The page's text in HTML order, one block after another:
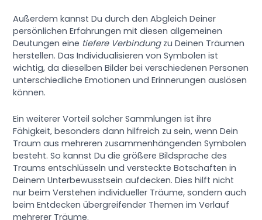
Außerdem kannst Du durch den Abgleich Deiner
persönlichen Erfahrungen mit diesen allgemeinen
Deutungen eine tiefere Verbindungzu Deinen Träumen
herstellen. Das Individualisieren von Symbolen ist
wichtig, da dieselben Bilder bei verschiedenen Personen
unterschiedliche Emotionen und Erinnerungen auslösen
können.
Ein weiterer Vorteil solcher Sammlungen ist ihre
Fähigkeit, besonders dann hilfreich zu sein, wenn Dein
Traum aus mehreren zusammenhängenden Symbolen
besteht. So kannst Du die größere Bildsprache des
Traums entschlüsseln und versteckte Botschaften in
Deinem Unterbewusstsein aufdecken. Dies hilft nicht
nur beim Verstehen individueller Träume, sondern auch
beim Entdecken übergreifender Themen im Verlauf
mehrerer Träume.